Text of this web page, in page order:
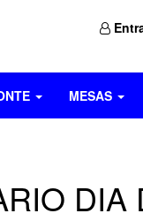
MESAS
DIA